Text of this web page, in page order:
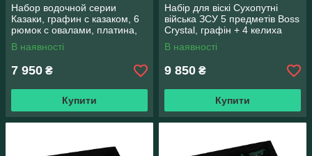
Набор водочной серии
Казаки, графин с казаком, 6
рюмок с овалами, платина,
серебро, золото
В наявності
7 950 ₴
Купити
Набір для віскі Сухопутні
війська ЗСУ 5 предметів Boss
Crystal, графін + 4 келиха
В наявності
9 850 ₴
Купити